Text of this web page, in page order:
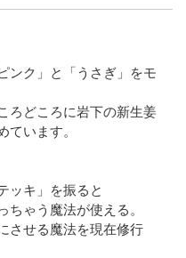
ンク」と「うさぎ」をモ
ろどころに岩下の新生姜
います。
ッキ」を振ると
ゃう魔法が使える。
させる魔法を現在修行